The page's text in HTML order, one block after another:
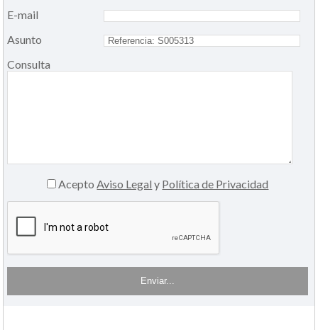
E-mail
Asunto
Consulta
AceptoAviso Legal y Política de Privacidad